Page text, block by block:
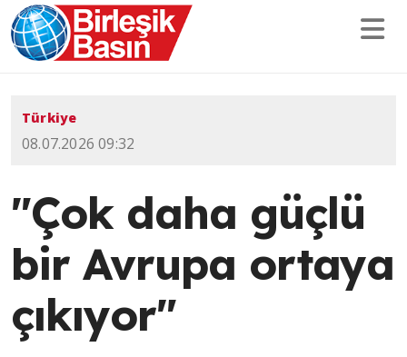
Türkiye
08.07.2026 09:32
"Çok daha güçlü
bir Avrupa ortaya
çıkıyor"